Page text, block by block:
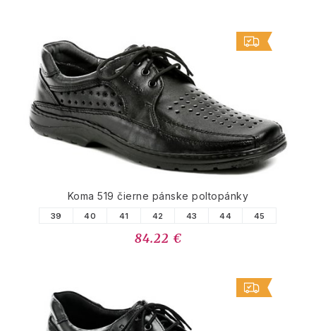
Koma 519 čierne pánske poltopánky
39 40 41 42 43 44 45
84.22 €